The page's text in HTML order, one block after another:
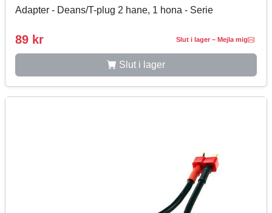
Adapter - Deans/T-plug 2 hane, 1 hona - Serie
89 kr Slut i lager – Mejla mig
Slut i lager